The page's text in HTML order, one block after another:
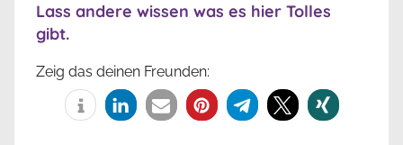
Lass andere wissen was es hier Tolles
gibt.
Zeig das deinen Freunden: